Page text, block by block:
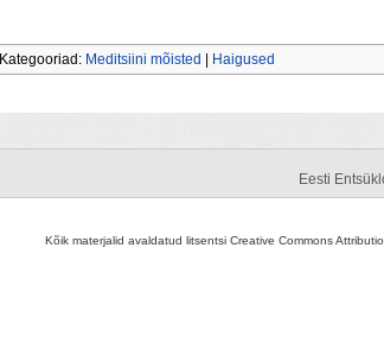
Kategooriad: Meditsiini mõisted Haigused
Eesti
Kõik materjalid avaldatud litsentsi Creative Commons